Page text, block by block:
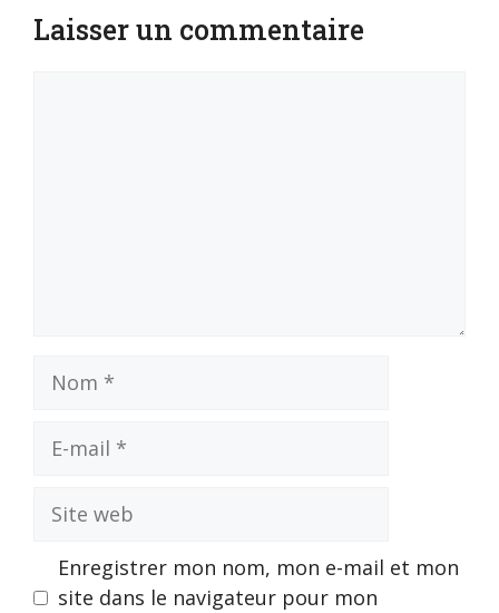
Laisser un commentaire
Nom
mail
Site
web
Enregistrer mon nom, mon e-mail et mon
site dans le navigateur pour mon